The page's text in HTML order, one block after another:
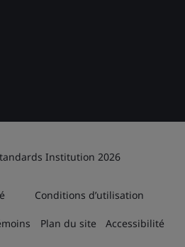
Institution 2026
Conditions d’utilisation
Plan du site Accessibilité